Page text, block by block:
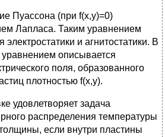
Пуассона (при f(x,y)=0)
Лапласа. Таким уравнением
и агнитостатики. В
описывается
поля, образованного
плотностью f(x,y).
удовлетворяет задача
распределения температуры
если внутри пластины